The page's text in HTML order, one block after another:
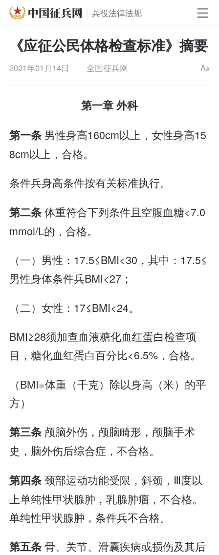
兵役法律法规
《应征公民体格检查标准》摘要
2021年01月14日 全国征兵网 AA
第一章 外科
第一条 男性身高160cm以上，女性身高15
8cm以上，合格。
条件兵身高条件按有关标准执行。
第二条体重符合下列条件且空腹血糖<7.0
mmol/L的，合格。
（一）男性：17.5≤BMI<30，其中：17.5≤
男性身体条件兵BMI<27；
（二）女性：17≤BMI<24。
BMI≥28须加查血液糖化血红蛋白检查项
目，糖化血红蛋白百分比<6.5%，合格。
（BMI=体重（千克）除以身高（米）的平
方）
第三条 颅脑外伤，颅脑畸形，颅脑手术
史，脑外伤后综合症，不合格。
第四条颈部运动功能受限，斜颈，Ⅲ度以
上单纯性甲状腺肿，乳腺肿瘤，不合格。
单纯性甲状腺肿，条件兵不合格。
第五条骨、关节、滑囊疾病或损伤及其后